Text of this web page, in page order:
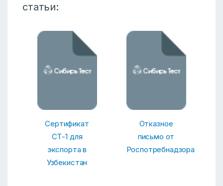
статьи:
Сертификат
СТ-1 для
экспорта в
Узбекистан
Отказное
письмо от
Роспотребнадзора